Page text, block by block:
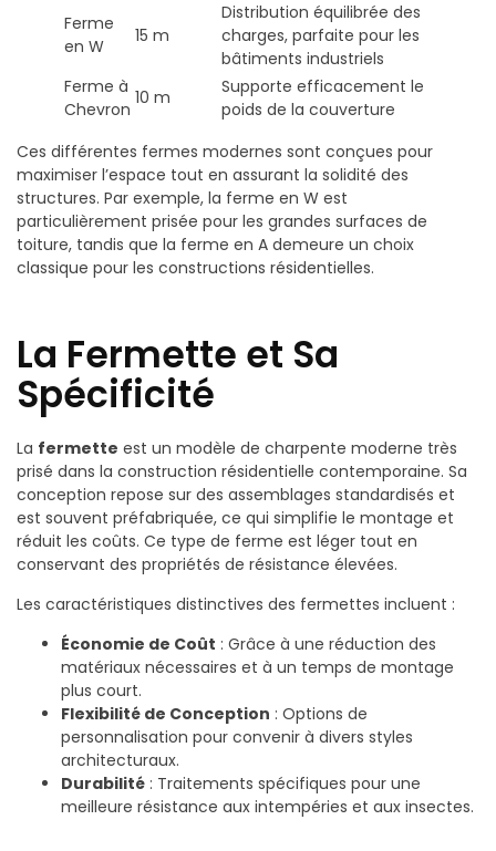
Ferme
en W
15 m
Distribution équilibrée des
charges, parfaite pour les
bâtiments industriels
Ferme à
Chevron
10 m
Supporte efficacement le
poids de la couverture
Ces différentes fermes modernes sont conçues pour
maximiser l’espace tout en assurant la solidité des
structures. Par exemple, la ferme en W est
particulièrement prisée pour les grandes surfaces de
toiture, tandis que la ferme en A demeure un choix
classique pour les constructions résidentielles.
La Fermette et Sa
Spécificité
La fermette est un modèle de charpente moderne très
prisé dans la construction résidentielle contemporaine. Sa
conception repose sur des assemblages standardisés et
est souvent préfabriquée, ce qui simplifie le montage et
réduit les coûts. Ce type de ferme est léger tout en
conservant des propriétés de résistance élevées.
Les caractéristiques distinctives des fermettes incluent :
Économie de Coût : Grâce à une réduction des
matériaux nécessaires et à un temps de montage
plus court.
Flexibilité de Conception : Options de
personnalisation pour convenir à divers styles
architecturaux.
Durabilité : Traitements spécifiques pour une
meilleure résistance aux intempéries et aux insectes.